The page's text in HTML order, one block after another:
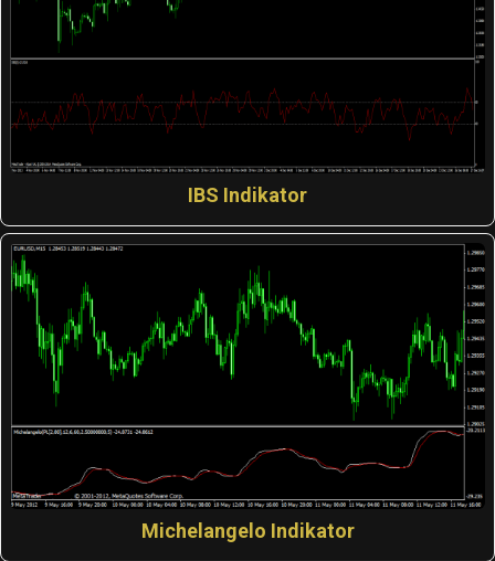
IBS Indikator
Michelangelo Indikator